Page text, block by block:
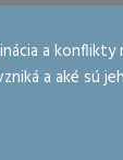
a
a aké sú